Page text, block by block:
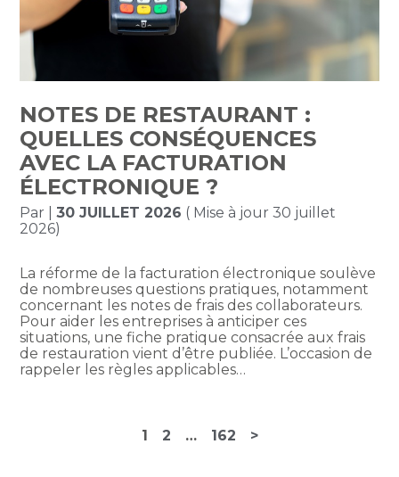
NOTES DE RESTAURANT :
QUELLES CONSÉQUENCES
AVEC LA FACTURATION
ÉLECTRONIQUE ?
Par |30 JUILLET 2026 ( Mise à jour 30 juillet
2026)
La réforme de la facturation électronique soulève
de nombreuses questions pratiques, notamment
concernant les notes de frais des collaborateurs.
Pour aider les entreprises à anticiper ces
situations, une fiche pratique consacrée aux frais
de restauration vient d’être publiée. L’occasion de
rappeler les règles applicables…
Navigation
1 2 … 162 >